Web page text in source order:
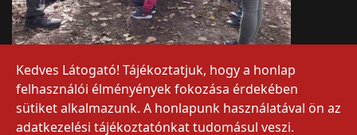
Kedves Látogató! Tájékoztatjuk, hogy a honlap
felhasználói élményények fokozása érdekében
sütiket alkalmazunk. A honlapunk használatával ön az
adatkezelési tájékoztatónkat tudomásul veszi.